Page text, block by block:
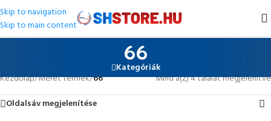
Skip to navigation
Skip to main content
66
Kategóriák
Kezdőlap/Méret termék/66
Mind a(z) 4 találat megjelenítve
Oldalsáv megjelenítése